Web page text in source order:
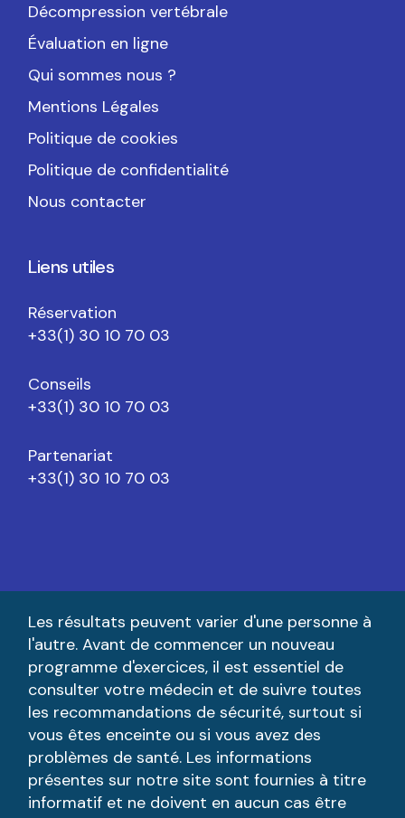
Décompression vertébrale
Évaluation en ligne
Qui sommes nous ?
Mentions Légales
Politique de cookies
Politique de confidentialité
Nous contacter
Liens utiles
Réservation
+33(1) 30 10 70 03
Conseils
+33(1) 30 10 70 03
Partenariat
+33(1) 30 10 70 03
Les résultats peuvent varier d'une personne à
l'autre. Avant de commencer un nouveau
programme d'exercices, il est essentiel de
consulter votre médecin et de suivre toutes
les recommandations de sécurité, surtout si
vous êtes enceinte ou si vous avez des
problèmes de santé. Les informations
présentes sur notre site sont fournies à titre
informatif et ne doivent en aucun cas être